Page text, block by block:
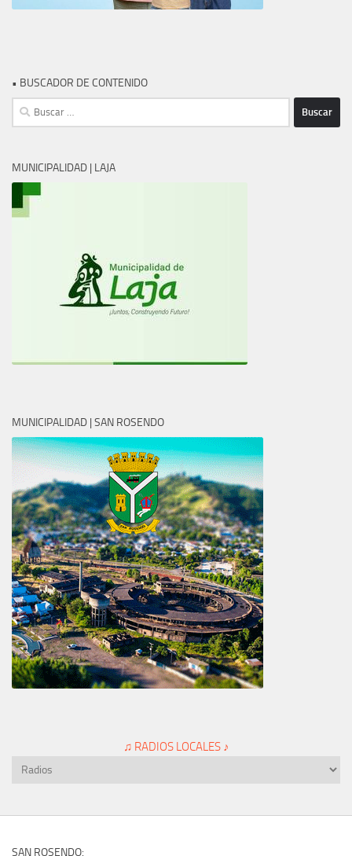
• BUSCADOR DE CONTENIDO
Buscar:
MUNICIPALIDAD | LAJA
MUNICIPALIDAD | SAN ROSENDO
♫ RADIOS LOCALES ♪
SAN ROSENDO: